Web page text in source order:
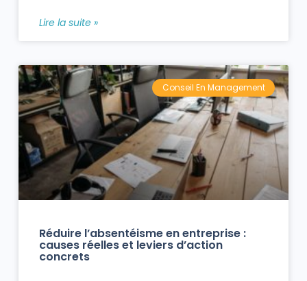
Lire la suite »
Conseil En Management
Réduire l’absentéisme en entreprise :
causes réelles et leviers d’action
concrets